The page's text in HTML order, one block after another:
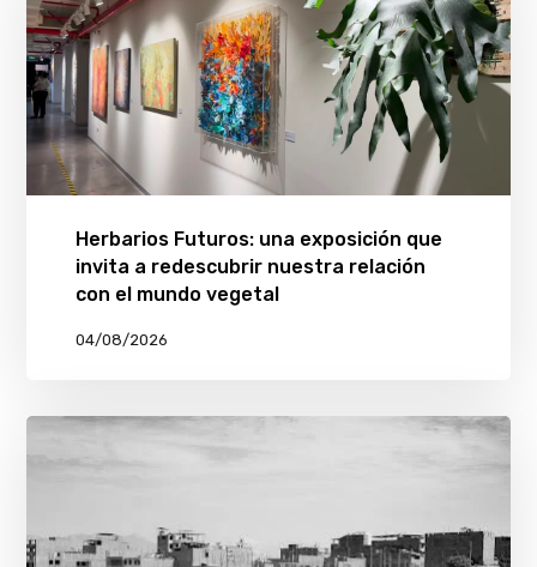
Herbarios Futuros: una exposición que
invita a redescubrir nuestra relación
con el mundo vegetal
04/08/2026